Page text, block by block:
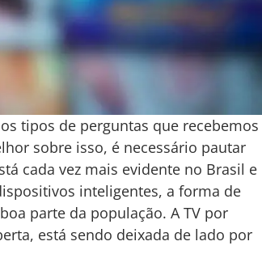
tipos de perguntas que recebemos
sobre isso, é necessário pautar
cada vez mais evidente no Brasil e
inteligentes, a forma de
parte da população. A TV por
está sendo deixada de lado por